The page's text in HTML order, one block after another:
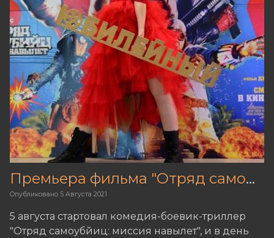
Премьера фильма "Отряд самоубйиц: миссия навылет"
Опубликовано 5 Августа 2021
5 августа стартовал комедия-боевик-триллер
"Отряд самоубйиц: миссия навылет", и в день